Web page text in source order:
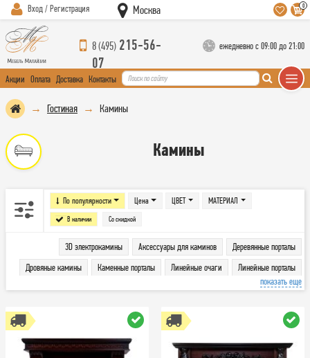
Вход / Регистрация Москва 0
8 (495) 215-56-
07
ежедневно с 09:00 до 21:00
Акции Оплата Доставка Контакты
Гостиная Камины
Камины
По популярности Цена
В наличии Со скидкой
ЦВЕТ МАТЕРИАЛ
3D электрокамины Аксессуары для каминов
Деревянные порталы
Дровяные камины
Каменные порталы Линейные очаги
Линейные порталы
Печи
Порталы Угловые порталы Широкие очаги
Электрокамины
показать еще